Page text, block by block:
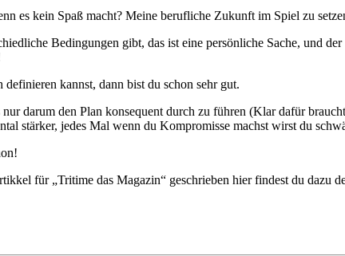
es kein Spaß macht? Meine berufliche Zukunft im Spiel zu
Bedingungen gibt, das ist eine persönliche Sache, und
kannst, dann bist du schon sehr gut.
nur darum den Plan konsequent durch zu führen (Klar dafür
stärker, jedes Mal wenn du Kompromisse machst wirst du
für „Tritime das Magazin“ geschrieben hier findest du dazu